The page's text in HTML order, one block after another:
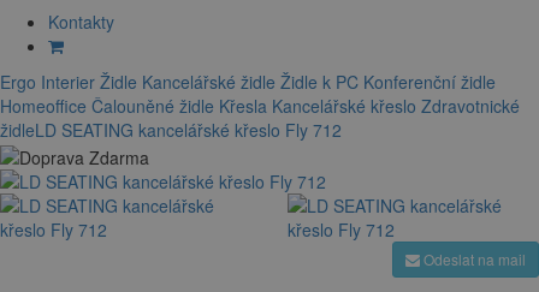
Kontakty
Ergo Interier Židle Kancelářské židle Židle k PC Konferenční židle
Homeoffice Čalouněné židle Křesla Kancelářské křeslo Zdravotnické
židleLD SEATING kancelářské křeslo Fly 712
Odeslat na mail